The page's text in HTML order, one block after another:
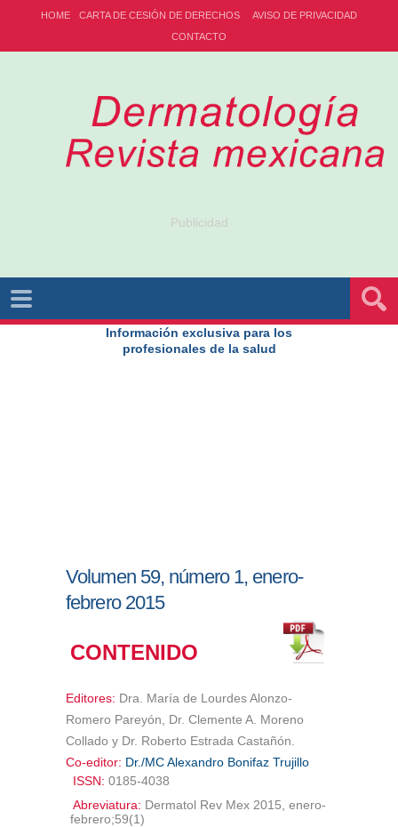
HOME CARTA DE CESIÓN DE DERECHOS
AVISO DE PRIVACIDAD
CONTACTO
Publicidad
Información exclusiva para los
profesionales de la salud
Volumen 59, número 1, enero-
febrero 2015
CONTENIDO
Editores: Dra. María de Lourdes Alonzo-
Romero Pareyón, Dr. Clemente A. Moreno
Collado y Dr. Roberto Estrada Castañón.
Co-editor: Dr./MC Alexandro Bonifaz Trujillo
ISSN: 0185-4038
Abreviatura: Dermatol Rev Mex 2015, enero-
febrero;59(1)